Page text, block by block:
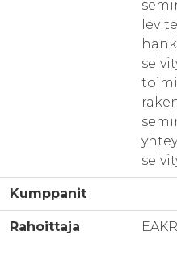
Kumppanit
Rahoittaja